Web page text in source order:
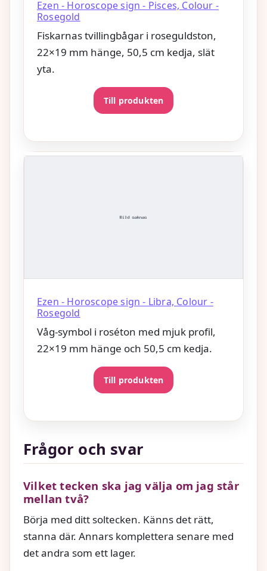
Ezen - Horoscope sign - Pisces, Colour -
Rosegold
Fiskarnas tvillingbågar i roseguldston,
22×19 mm hänge, 50,5 cm kedja, slät
yta.
Till produkten
Ezen - Horoscope sign - Libra, Colour -
Rosegold
Våg-symbol i roséton med mjuk profil,
22×19 mm hänge och 50,5 cm kedja.
Till produkten
Frågor och svar
Vilket tecken ska jag välja om jag står
mellan två?
Börja med ditt soltecken. Känns det rätt,
stanna där. Annars komplettera senare med
det andra som ett lager.